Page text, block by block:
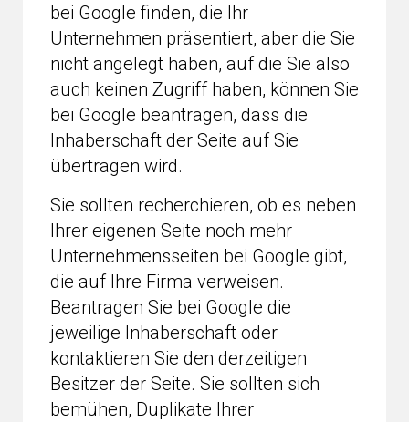
bei Google finden, die Ihr
Unternehmen präsentiert, aber die Sie
nicht angelegt haben, auf die Sie also
auch keinen Zugriff haben, können Sie
bei Google beantragen, dass die
Inhaberschaft der Seite auf Sie
übertragen wird.
Sie sollten recherchieren, ob es neben
Ihrer eigenen Seite noch mehr
Unternehmensseiten bei Google gibt,
die auf Ihre Firma verweisen.
Beantragen Sie bei Google die
jeweilige Inhaberschaft oder
kontaktieren Sie den derzeitigen
Besitzer der Seite. Sie sollten sich
bemühen, Duplikate Ihrer